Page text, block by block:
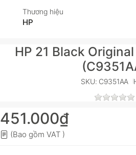
Thương hiệu
HP
HP 21 Black
SKU: C9351AA
451.000₫
(Bao gồm VAT )